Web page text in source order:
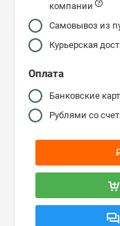
компании
Самовывоз из
Курьерская
Оплата
Банковские
Рублями со